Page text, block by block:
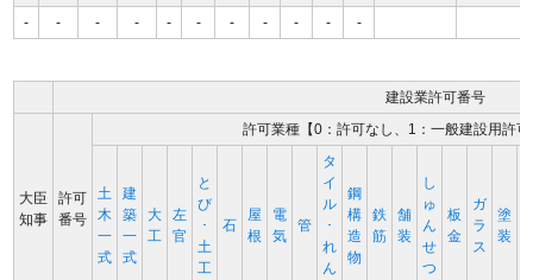
- - - - - - - - - - -
建設業許可番号
大臣
知事
許可
番号
許可業種【0：許可なし、1：一般建設用許
土
木
一
式
建
築
一
式
大
工
左
官
と
び
･
土
工
石
屋
根
電
気
管
タ
イ
ル
･
れ
ん
鋼
構
造
物
鉄
筋
舗
装
し
ゅ
ん
せ
つ
板
金
ガ
ラ
ス
塗
装